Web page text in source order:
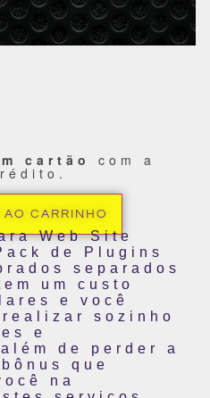
cartão com a
CARRINHO
Web Site
de Plugins
separados
um custo
e você
sozinho
e
de perder a
que
na